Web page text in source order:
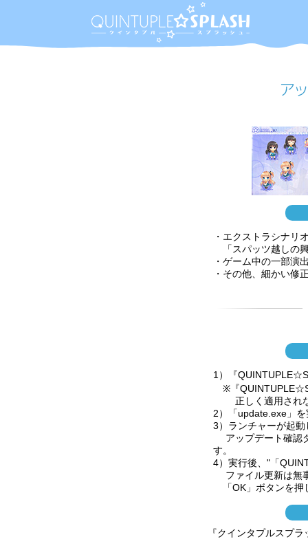
・エクストラシナリ
「スパッツ越しの
・ゲーム中の一部演
・その他、細かい修
1）『
※『
正しく適用されな
2）「update.exe」
3）ランチャーが起
アップデート確認
す。
4）実行後、"「
ファイル更新は無
「OK」ボタンを押
『クインタプルスプ